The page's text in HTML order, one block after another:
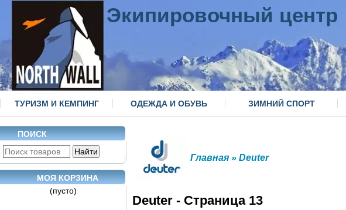
Экипировочный центр
ТУРИЗМ И КЕМПИНГ ОДЕЖДА И ОБУВЬ ЗИМНИЙ СПОРТ
ПОИСК
МОЯ КОРЗИНА
(пусто)
Главная » Deuter
Deuter - Страница 13